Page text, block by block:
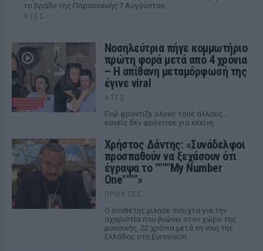
το βράδυ της Παρασκευής 7 Αυγούστου.
ΧΤΕΣ
Νοσηλεύτρια πήγε κομμωτήριο
πρώτη φορά μετά από 4 χρόνια
– Η απίθανη μεταμόρφωσή της
έγινε viral
ΧΤΕΣ
Ενώ φρόντιζε όλους τους άλλους...
κανείς δεν φρόντισε για εκείνη
Χρήστος Δάντης: «Συνάδελφοι
προσπαθούν να ξεχάσουν ότι
έγραψα το """"My Number
One""""»
ΠΡΟΧΤΈΣ
Ο συνθέτης μίλησε ανοιχτά για την
αχαριστία που βιώνει στον χώρο της
μουσικής, 22 χρόνια μετά τη νίκη της
Ελλάδας στη Eurovision.